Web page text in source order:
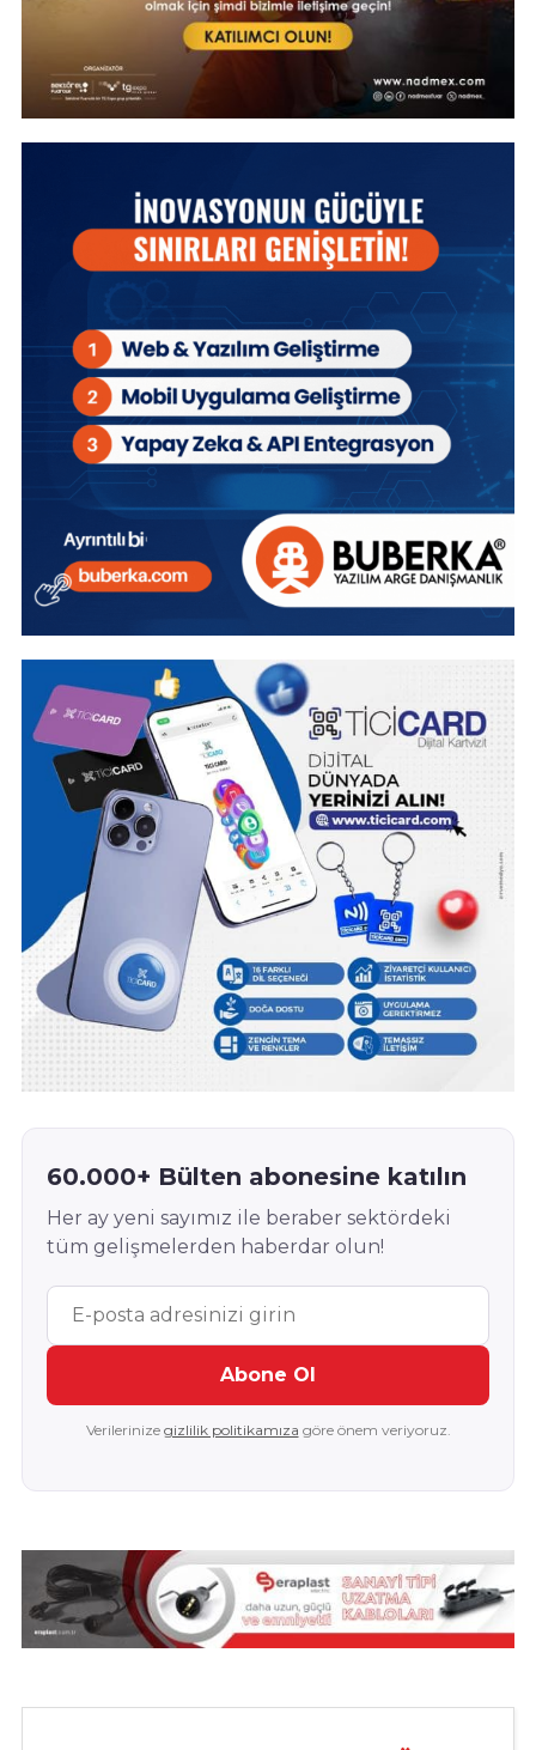
60.000+ Bülten abonesine katılın
Her ay yeni sayımız ile beraber sektördeki
tüm gelişmelerden haberdar olun!
Abone Ol
Verilerinize gizlilik politikamıza göre önem veriyoruz.